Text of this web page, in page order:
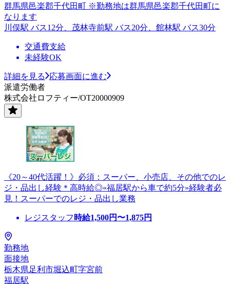
群馬県邑楽郡千代田町 ※勤務地は群馬県邑楽郡千代田町に
なります
川俣駅 バス12分、茂林寺前駅 バス20分、館林駅 バス30分
交通費支給
未経験OK
詳細を見る
応募画面に進む
派遣労働者
株式会社ロフティー/OT20000909
《20～40代活躍！》必須：スーパー、小売店、その他でのレ
ジ・品出し経験＊高時給◎«福居駅から車で約5分»経験者必
見！スーパーでのレジ・品出し業務
レジスタッフ 時給1,500円〜1,875円
勤務地
面接地
栃木県足利市堀込町字宮前
福居駅